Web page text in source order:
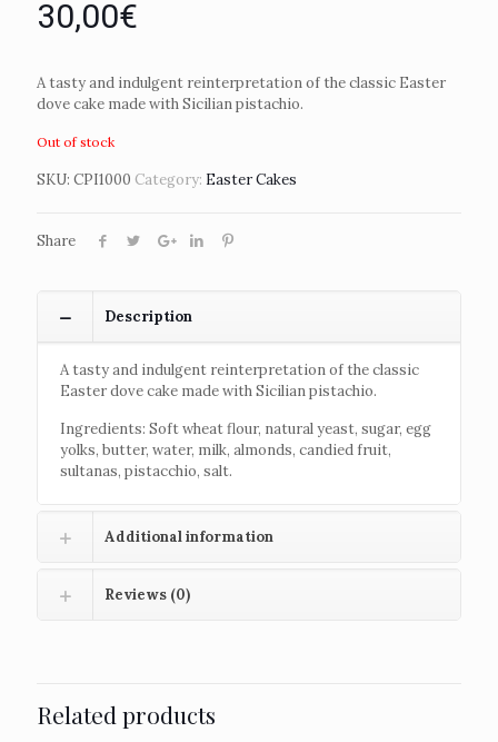
30,00€
A tasty and indulgent reinterpretation of the classic Easter
dove cake made with Sicilian pistachio.
Out of stock
SKU: CPI1000 Category: Easter Cakes
Share
Description
A tasty and indulgent reinterpretation of the classic
Easter dove cake made with Sicilian pistachio.
Ingredients: Soft wheat flour, natural yeast, sugar, egg
yolks, butter, water, milk, almonds, candied fruit,
sultanas, pistacchio, salt.
Additional information
Reviews (0)
Related products